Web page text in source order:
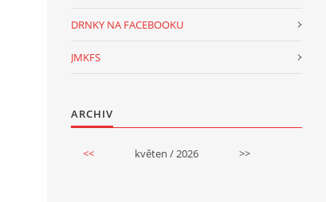
DRNKY NA FACEBOOKU
JMKFS
ARCHIV
<< květen / 2026 >>